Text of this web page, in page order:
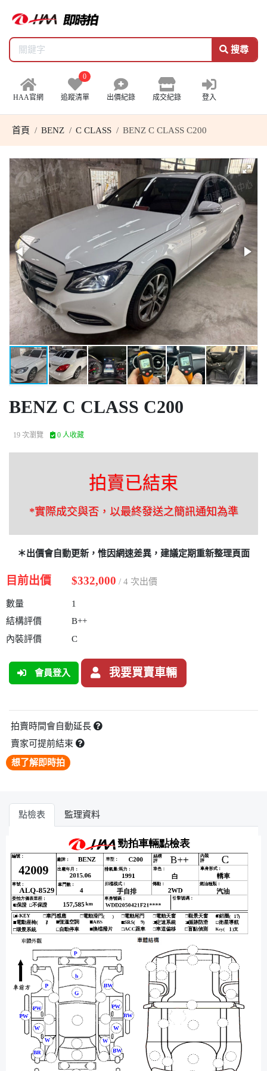
搜尋
HAA官網
0
追蹤清單 出價紀錄 成交紀錄 登入
首頁 BENZ C CLASS BENZ C CLASS C200
BENZ C CLASS C200
19 次瀏覽 0 人收藏
拍賣已結束
*實際成交與否，以最終發送之簡訊通知為準
＊出價會自動更新，惟因網速差異，建議定期重新整理頁面
目前出價 $332,000 / 4 次出價
數量
1
結構評價
B++
內裝評價
C
會員登入 我要買賣車輛
拍賣時間會自動延長
賣家可提前結束
想了解即時拍
點檢表 監理資料